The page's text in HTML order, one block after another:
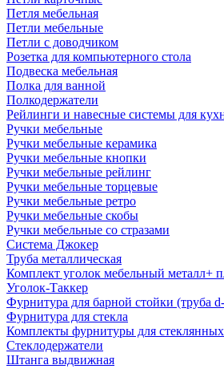
Петля мебельная
Петли мебельные
Петли с доводчиком
Розетка для компьютерного стола
Подвеска мебельная
Полка для ванной
Полкодержатели
Рейлинги и навесные системы для
Ручки мебельные
Ручки мебельные керамика
Ручки мебельные кнопки
Ручки мебельные рейлинг
Ручки мебельные торцевые
Ручки мебельные ретро
Ручки мебельные скобы
Ручки мебельные со стразами
Система Джокер
Труба металлическая
Комплект уголок мебельный металл+
Уголок-Таккер
Фурнитура для барной стойки (труба
Фурнитура для стекла
Комплекты фурнитуры для
Стеклодержатели
Штанга выдвижная